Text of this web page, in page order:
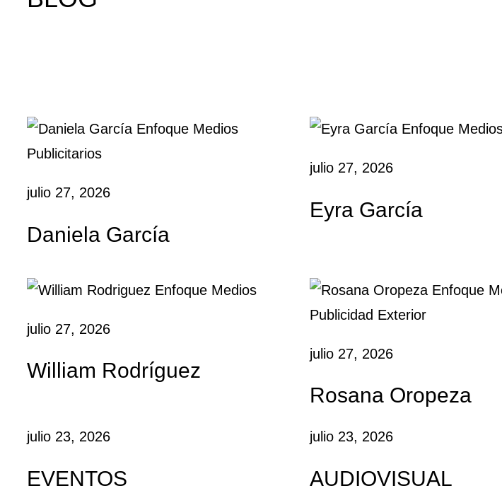
julio 27, 2026
Daniela García
julio 27, 2026
Eyra García
julio 27, 2026
William Rodríguez
julio 27, 2026
Rosana Oropeza
julio 23, 2026
EVENTOS
julio 23, 2026
AUDIOVISUAL